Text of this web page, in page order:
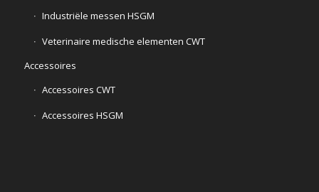
Industriële messen HSGM
Veterinaire medische elementen CWT
Accessoires
Accessoires CWT
Accessoires HSGM